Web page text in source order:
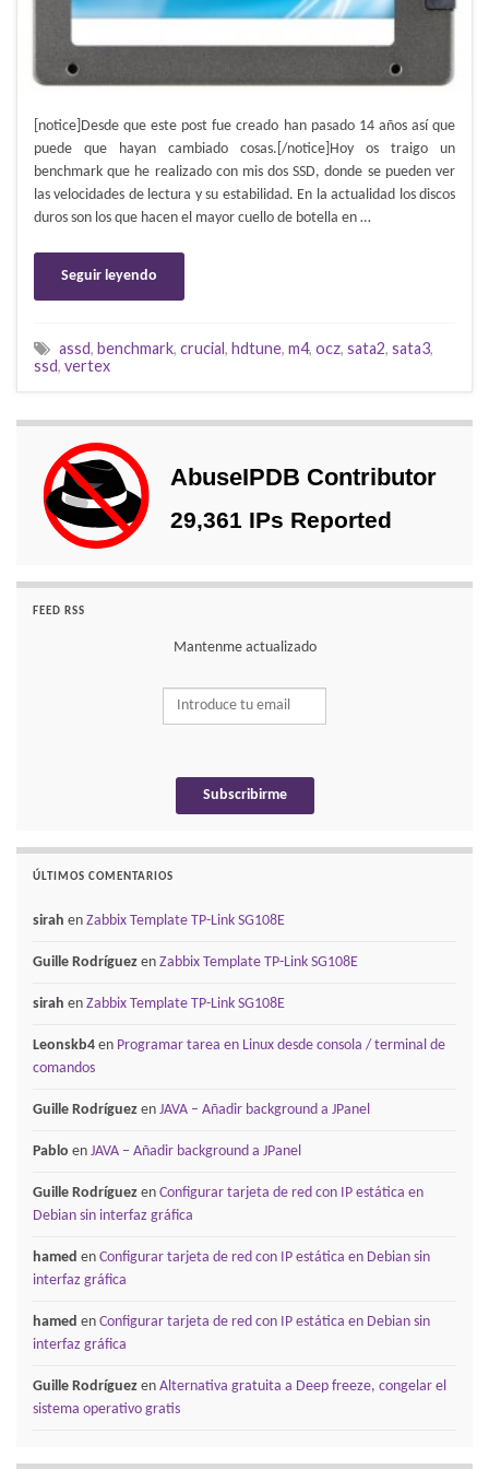
[notice]Desde que este post fue creado han pasado 14 años así que
puede que hayan cambiado cosas.[/notice]Hoy os traigo un
benchmark que he realizado con mis dos SSD, donde se pueden ver
las velocidades de lectura y su estabilidad. En la actualidad los discos
duros son los que hacen el mayor cuello de botella en …
Seguir leyendo
assd, benchmark, crucial, hdtune, m4, ocz, sata2, sata3,
ssd, vertex
FEED RSS
Mantenme actualizado
ÚLTIMOS COMENTARIOS
sirah en Zabbix Template TP-Link SG108E
Guille Rodríguez en Zabbix Template TP-Link SG108E
sirah en Zabbix Template TP-Link SG108E
Leonskb4 en Programar tarea en Linux desde consola / terminal de
comandos
Guille Rodríguez en JAVA – Añadir background a JPanel
Pablo en JAVA – Añadir background a JPanel
Guille Rodríguez en Configurar tarjeta de red con IP estática en
Debian sin interfaz gráfica
hamed en Configurar tarjeta de red con IP estática en Debian sin
interfaz gráfica
hamed en Configurar tarjeta de red con IP estática en Debian sin
interfaz gráfica
Guille Rodríguez en Alternativa gratuita a Deep freeze, congelar el
sistema operativo gratis